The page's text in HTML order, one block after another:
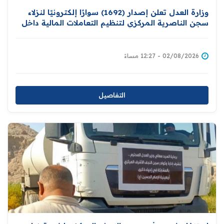
وزارة العدل تعلن إصدار (1692) سوارًا إلكترونيًا لنزلاء
سجن الناصرية المركزي لتنظيم التعاملات المالية داخل
02/08/2026 - 12:27 مساءً
التفاصيل